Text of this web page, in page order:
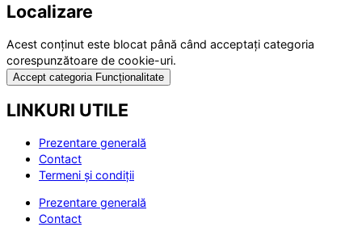
Localizare
Acest conținut este blocat până când acceptați categoria
corespunzătoare de cookie-uri.
Accept categoria Funcționalitate
LINKURI UTILE
Prezentare generală
Contact
Termeni și condiții
Prezentare generală
Contact